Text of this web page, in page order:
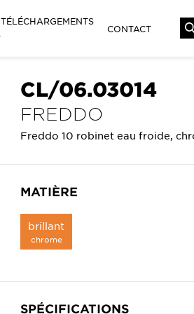
TÉLÉCHARGEMENTS
CONTACT
CL/06.03014
FREDDO
Freddo 10 robinet eau froide,
MATIÈRE
brillant
chrome
SPÉCIFICATIONS